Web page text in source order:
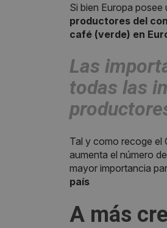
Si bien Europa
productores del
café (verde) en
Las i
todas las
Tal y como recoge el
aumenta el número
mayor importancia
país
A más